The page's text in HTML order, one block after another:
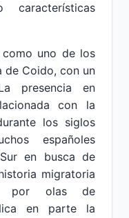
como uno de los
de Coido, con un
presencia en
con la
los siglos
españoles
en busca de
migratoria
por olas de
en parte la